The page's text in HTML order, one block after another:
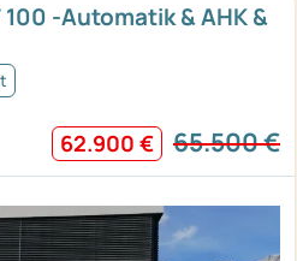
-Automatik & AHK &
62.900 € 65.500 €